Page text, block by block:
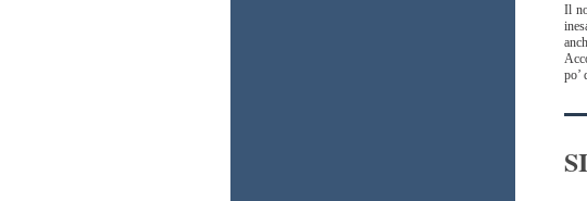
Il
po’